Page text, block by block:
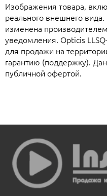
Изображения товара,
реального внешнего
изменена
уведомления. Opticis
для продажи на
гарантию (поддержку).
публичной офертой.